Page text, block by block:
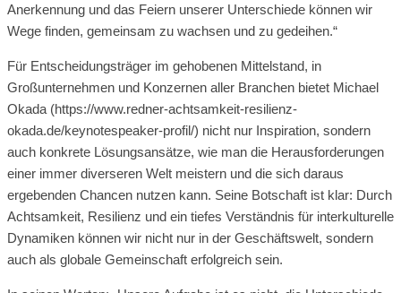
Anerkennung und das Feiern unserer Unterschiede können wir
Wege finden, gemeinsam zu wachsen und zu gedeihen.“
Für Entscheidungsträger im gehobenen Mittelstand, in
Großunternehmen und Konzernen aller Branchen bietet Michael
Okada (https://www.redner-achtsamkeit-resilienz-
okada.de/keynotespeaker-profil/) nicht nur Inspiration, sondern
auch konkrete Lösungsansätze, wie man die Herausforderungen
einer immer diverseren Welt meistern und die sich daraus
ergebenden Chancen nutzen kann. Seine Botschaft ist klar: Durch
Achtsamkeit, Resilienz und ein tiefes Verständnis für interkulturelle
Dynamiken können wir nicht nur in der Geschäftswelt, sondern
auch als globale Gemeinschaft erfolgreich sein.